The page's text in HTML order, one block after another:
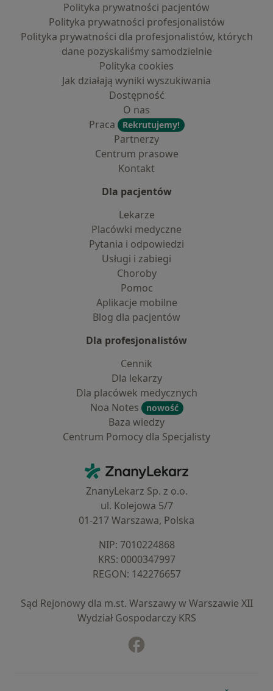
Polityka prywatności pacjentów
Polityka prywatności profesjonalistów
Polityka prywatności dla profesjonalistów, których
dane pozyskaliśmy samodzielnie
Polityka cookies
Jak działają wyniki wyszukiwania
Dostępność
O nas
Praca
Rekrutujemy!
Partnerzy
Centrum prasowe
Kontakt
Dla pacjentów
Lekarze
Placówki medyczne
Pytania i odpowiedzi
Usługi i zabiegi
Choroby
Pomoc
Aplikacje mobilne
Blog dla pacjentów
Dla profesjonalistów
Cennik
Dla lekarzy
Dla placówek medycznych
Noa Notes
nowość
Baza wiedzy
Centrum Pomocy dla Specjalisty
ZnanyLekarz - Strona główna
ZnanyLekarz Sp. z o.o.
ul. Kolejowa 5/7
01-217 Warszawa, Polska
NIP: ⁠7010224868
KRS: ⁠0000347997
REGON: ⁠142276657
Sąd Rejonowy dla m.st. Warszawy w Warszawie XII
Wydział Gospodarczy KRS